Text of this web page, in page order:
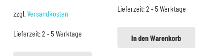
zzgl. Versandkosten
Lieferzeit:2 - 5 Werktage
3,99 €2,99 €.
Lieferzeit:2 - 5 Werktage
In den Warenkorb